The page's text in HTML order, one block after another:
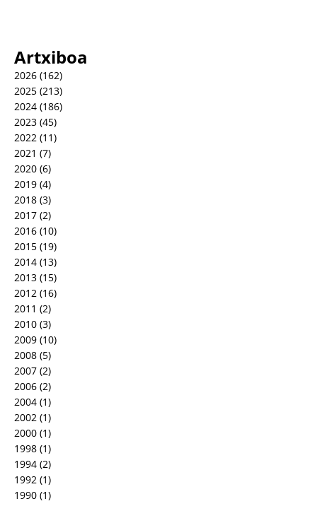
Artxiboa
2026 (162)
2025 (213)
2024 (186)
2023 (45)
2022 (11)
2021 (7)
2020 (6)
2019 (4)
2018 (3)
2017 (2)
2016 (10)
2015 (19)
2014 (13)
2013 (15)
2012 (16)
2011 (2)
2010 (3)
2009 (10)
2008 (5)
2007 (2)
2006 (2)
2004 (1)
2002 (1)
2000 (1)
1998 (1)
1994 (2)
1992 (1)
1990 (1)